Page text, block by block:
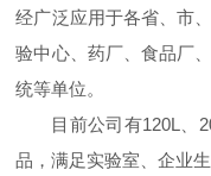
经广泛应用于各省、市
验中心、药厂、食品厂
统等单位。
目前公司有120L、
品，满足实验室、企业